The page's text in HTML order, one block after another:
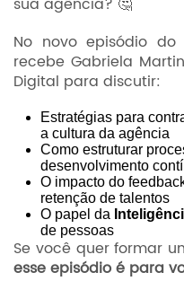
No novo episódio do
recebe Gabriela
Digital para discutir:
Estratégias para
a cultura da agência
Como estruturar
desenvolvimento
O impacto do
retenção de talentos
O papel da
de pessoas
Se você quer formar
esse episódio é para